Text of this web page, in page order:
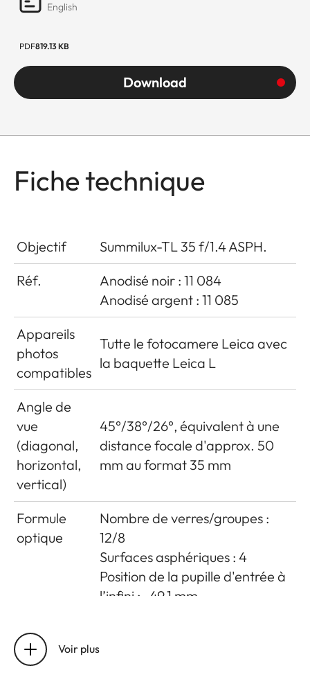
English
PDF819.13 KB
Download
Fiche technique
Objectif
Summilux-TL 35 f/1.4 ASPH.
Réf.
Anodisé noir : 11 084
Anodisé argent : 11 085
Appareils
photos
compatibles
Tutte le fotocamere Leica avec
la baquette Leica L
Angle de
vue
(diagonal,
horizontal,
vertical)
45°/38°/26°, équivalent à une
distance focale d'approx. 50
mm au format 35 mm
Formule
optique
Nombre de verres/groupes :
12/8
Surfaces asphériques : 4
Position de la pupille d'entrée à
l’infini : -49.1 mm
Réglages
de distance
Voir plus